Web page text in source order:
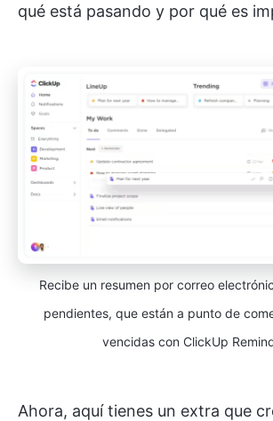
qué está pasando y por qué es
Recibe un resumen por correo
pendientes, que están a punto de
vencidas con ClickUp
Ahora, aquí tienes un extra que